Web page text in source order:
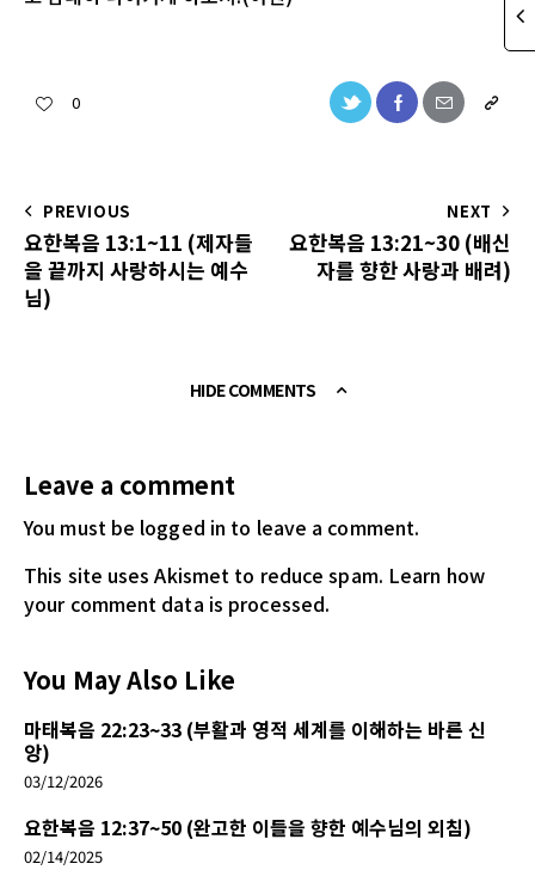
0
PREVIOUS
요한복음 13:1~11 (제자들
을 끝까지 사랑하시는 예수
님)
NEXT
요한복음 13:21~30 (배신
자를 향한 사랑과 배려)
HIDE COMMENTS
Leave a comment
You must be logged in to leave a comment.
This site uses Akismet to reduce spam. Learn how
your comment data is processed.
You May Also Like
마태복음 22:23~33 (부활과 영적 세계를 이해하는 바른 신
앙)
03/12/2026
요한복음 12:37~50 (완고한 이들을 향한 예수님의 외침)
02/14/2025